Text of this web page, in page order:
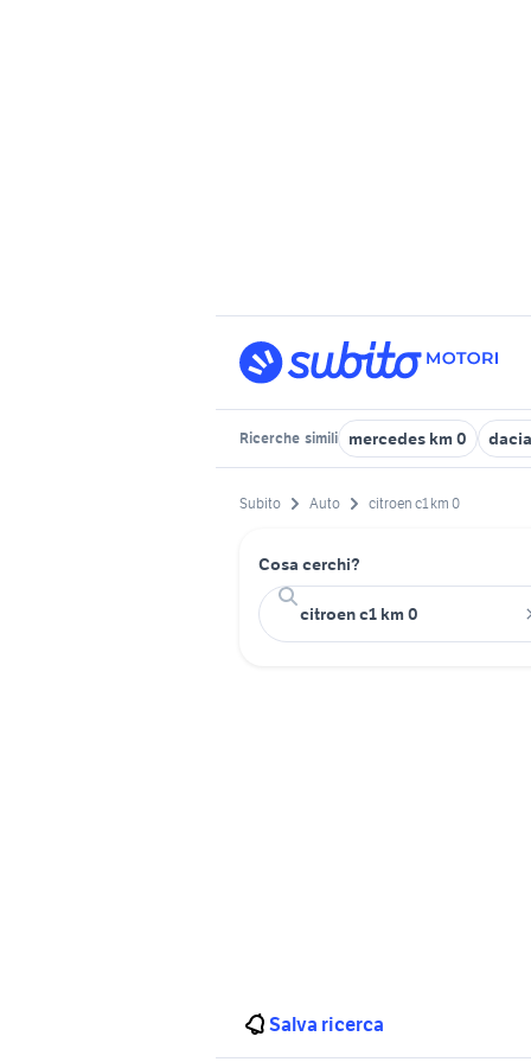
Ricerche simili mercedes km 0
Subito Auto citroen c1 km 0
Cosa cerchi?
Salva ricerca